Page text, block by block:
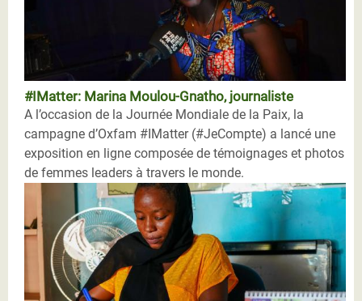
#IMatter: Marina Moulou-Gnatho, journaliste
A l’occasion de la Journée Mondiale de la Paix, la
campagne d’Oxfam #IMatter (#JeCompte) a lancé une
exposition en ligne composée de témoignages et photos
de femmes leaders à travers le monde.